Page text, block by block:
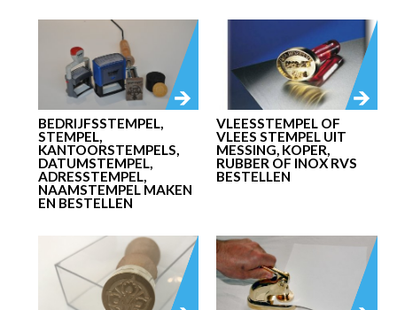
BEDRIJFSSTEMPEL,
STEMPEL,
KANTOORSTEMPELS,
DATUMSTEMPEL,
ADRESSTEMPEL,
NAAMSTEMPEL MAKEN
EN BESTELLEN
VLEESSTEMPEL OF
VLEES STEMPEL UIT
MESSING, KOPER,
RUBBER OF INOX RVS
BESTELLEN